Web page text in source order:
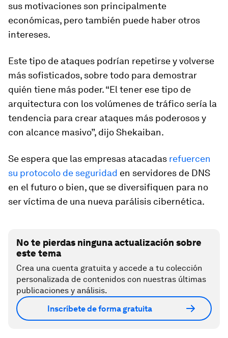
sus motivaciones son principalmente
económicas, pero también puede haber otros
intereses.
Este tipo de ataques podrían repetirse y volverse
más sofisticados, sobre todo para demostrar
quién tiene más poder. “El tener ese tipo de
arquitectura con los volúmenes de tráfico sería la
tendencia para crear ataques más poderosos y
con alcance masivo”, dijo Shekaiban.
Se espera que las empresas atacadas refuercen
su protocolo de seguridad en servidores de DNS
en el futuro o bien, que se diversifiquen para no
ser víctima de una nueva parálisis cibernética.
No te pierdas ninguna actualización sobre
este tema
Crea una cuenta gratuita y accede a tu colección
personalizada de contenidos con nuestras últimas
publicaciones y análisis.
Inscríbete de forma gratuita